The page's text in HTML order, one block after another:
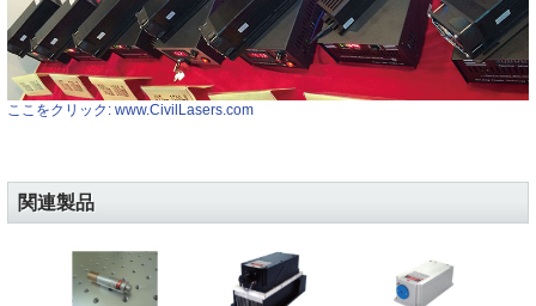
ここをクリック: www.CivilLasers.com
関連製品